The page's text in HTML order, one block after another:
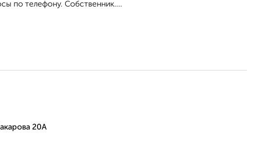
по телефону. Собственник....
20А